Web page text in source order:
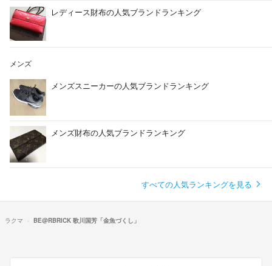
レディース財布の人気ブランドランキング
メンズ
メンズスニーカーの人気ブランドランキング
メンズ財布の人気ブランドランキング
すべての人気ランキングを見る
ラクマ BE@RBRICK 歌川国芳「金魚づくし」